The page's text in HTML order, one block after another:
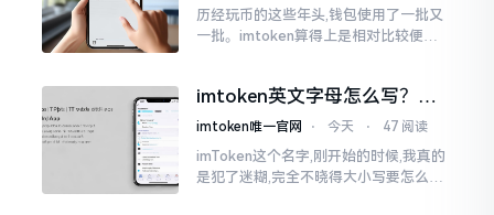
历经玩币的这些年头,钱包使用了一批又
一批。imtoken算得上是相对比较便于
就得去寻觅电脑端的入口。
imtoken英文字母怎么写？正
确拼写看这里
imtoken唯一官网 ⋅ 今天 ⋅ 47 阅读
imToken这个名字,刚开始的时候,我真的
是犯了迷糊,完全不晓得大小写要怎么去